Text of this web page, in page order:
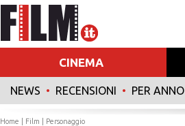
CINEMA
NEWS • RECENSIONI • PER ANNO
Home Film | Personaggio